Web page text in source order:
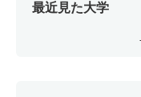
最近見た大学